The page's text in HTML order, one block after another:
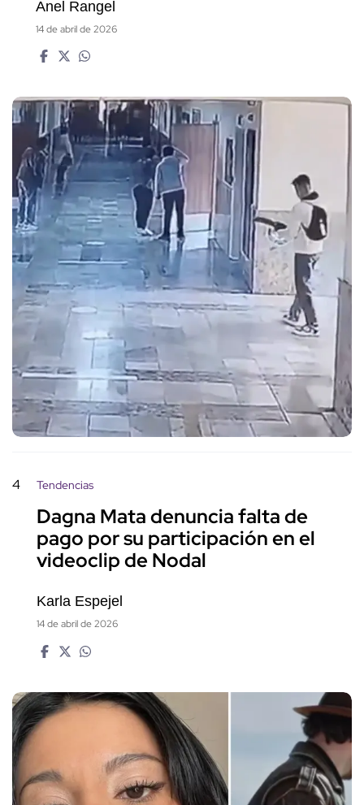
Anel Rangel
14 de abril de 2026
4 Tendencias
Dagna Mata denuncia falta de
pago por su participación en el
videoclip de Nodal
Karla Espejel
14 de abril de 2026